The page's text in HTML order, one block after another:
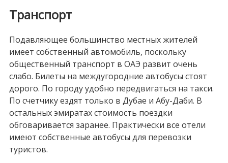
Транспорт
Подавляющее большинство местных жителей
имеет собственный автомобиль, поскольку
общественный транспорт в ОАЭ развит очень
слабо. Билеты на междугородние автобусы стоят
дорого. По городу удобно передвигаться на такси.
По счетчику ездят только в Дубае и Абу-Даби. В
остальных эмиратах стоимость поездки
обговаривается заранее. Практически все отели
имеют собственные автобусы для перевозки
туристов.